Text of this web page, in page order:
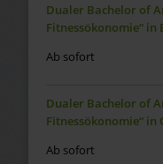
Dualer Bachelor of
Fitnessökonomie“ in
Ab sofort
Dualer Bachelor of
Fitnessökonomie“ in
Ab sofort